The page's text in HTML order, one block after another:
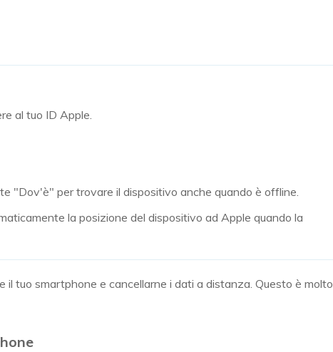
al tuo ID Apple.
"Dov'è" per trovare il dispositivo anche quando è offline.
la posizione del dispositivo ad Apple quando la
il tuo smartphone e cancellarne i dati a distanza. Questo è molto